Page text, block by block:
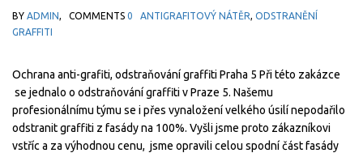
BY ADMIN, COMMENTS 0 ANTIGRAFITOVÝ NÁTĚR, ODSTRANĚNÍ
GRAFFITI
Ochrana anti-grafiti, odstraňování graffiti Praha 5 Při této zakázce
se jednalo o odstraňování graffiti v Praze 5. Našemu
profesionálnímu týmu se i přes vynaložení velkého úsilí nepodařilo
odstranit graffiti z fasády na 100%. Vyšli jsme proto zákazníkovi
vstříc a za výhodnou cenu, jsme opravili celou spodní část fasády